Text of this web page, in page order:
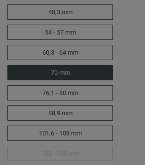
48,3 mm
54 - 57 mm
60,3 - 64 mm
70 mm
76,1 - 80 mm
88,9 mm
101,6 - 108 mm